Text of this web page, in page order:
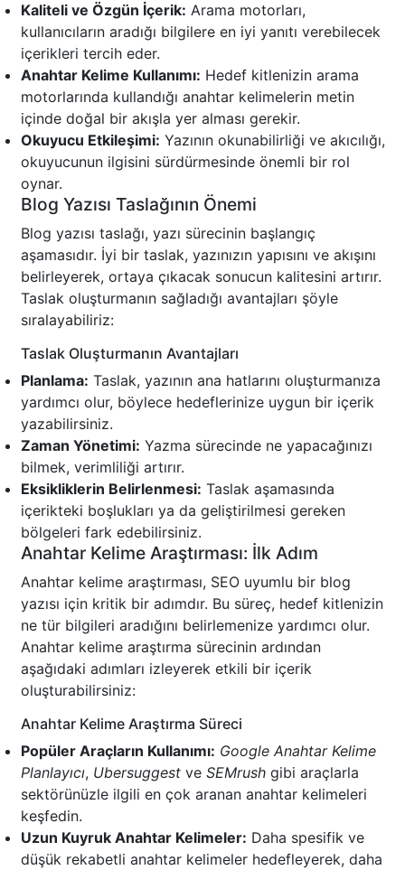
Kaliteli ve Özgün İçerik: Arama motorları,
kullanıcıların aradığı bilgilere en iyi yanıtı verebilecek
içerikleri tercih eder.
Anahtar Kelime Kullanımı: Hedef kitlenizin arama
motorlarında kullandığı anahtar kelimelerin metin
içinde doğal bir akışla yer alması gerekir.
Okuyucu Etkileşimi: Yazının okunabilirliği ve akıcılığı,
okuyucunun ilgisini sürdürmesinde önemli bir rol
oynar.
Blog Yazısı Taslağının Önemi
Blog yazısı taslağı, yazı sürecinin başlangıç
aşamasıdır. İyi bir taslak, yazınızın yapısını ve akışını
belirleyerek, ortaya çıkacak sonucun kalitesini artırır.
Taslak oluşturmanın sağladığı avantajları şöyle
sıralayabiliriz:
Taslak Oluşturmanın Avantajları
Planlama: Taslak, yazının ana hatlarını oluşturmanıza
yardımcı olur, böylece hedeflerinize uygun bir içerik
yazabilirsiniz.
Zaman Yönetimi: Yazma sürecinde ne yapacağınızı
bilmek, verimliliği artırır.
Eksikliklerin Belirlenmesi: Taslak aşamasında
içerikteki boşlukları ya da geliştirilmesi gereken
bölgeleri fark edebilirsiniz.
Anahtar Kelime Araştırması: İlk Adım
Anahtar kelime araştırması, SEO uyumlu bir blog
yazısı için kritik bir adımdır. Bu süreç, hedef kitlenizin
ne tür bilgileri aradığını belirlemenize yardımcı olur.
Anahtar kelime araştırma sürecinin ardından
aşağıdaki adımları izleyerek etkili bir içerik
oluşturabilirsiniz:
Anahtar Kelime Araştırma Süreci
Popüler Araçların Kullanımı: Google Anahtar Kelime
Planlayıcı, Ubersuggest ve SEMrush gibi araçlarla
sektörünüzle ilgili en çok aranan anahtar kelimeleri
keşfedin.
Uzun Kuyruk Anahtar Kelimeler: Daha spesifik ve
düşük rekabetli anahtar kelimeler hedefleyerek, daha